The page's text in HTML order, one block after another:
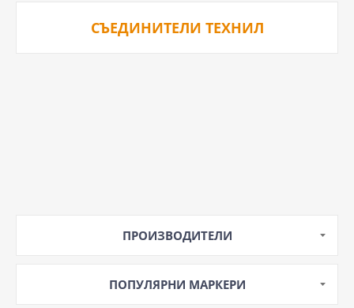
СЪЕДИНИТЕЛИ ТЕХНИЛ
ПРОИЗВОДИТЕЛИ
ПОПУЛЯРНИ МАРКЕРИ